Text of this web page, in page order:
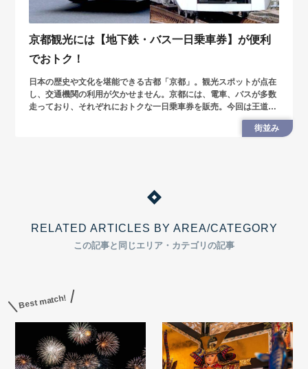
京都観光には【地下鉄・バス一日乗車券】が便利
でおトク！
日本の歴史や文化を堪能できる古都「京都」。観光スポットが点在
し、交通機関の利用が欠かせません。京都には、電車、バスが多数
走っており、それぞれにおトクな一日乗車券を販売。今回は王道ス
ポットを巡る際に、おトクに乗れる「地下鉄・バス一日券」を紹介
街並み
RELATED ARTICLES BY AREA/CATEGORY
この記事と同じエリア・カテゴリの記事
Best match!